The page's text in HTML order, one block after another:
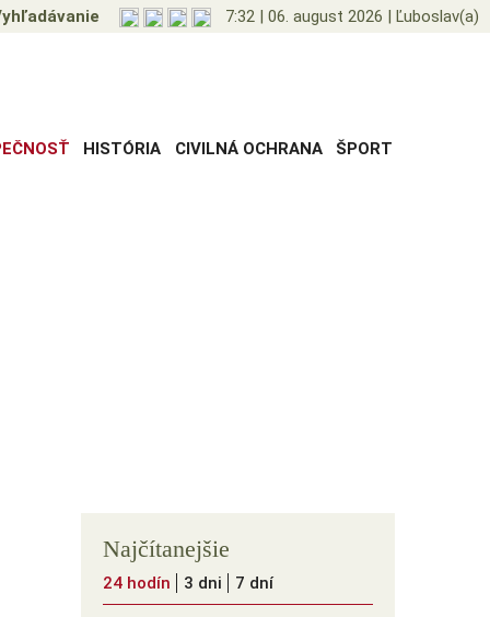
7:32 | 06. august 2026 | Ľuboslav(a)
HISTÓRIA CIVILNÁ OCHRANA ŠPORT
Najčítanejšie
24 hodín 3 dni 7 dní